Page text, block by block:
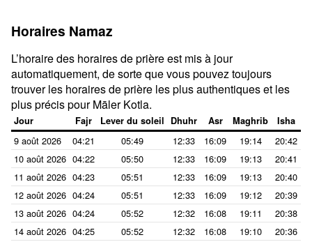
Horaires Namaz
L’horaire des horaires de prière est mis à jour
automatiquement, de sorte que vous pouvez toujours
trouver les horaires de prière les plus authentiques et les
plus précis pour Māler Kotla.
Jour Fajr Lever du soleil Dhuhr Asr Maghrib Isha
9 août 2026 04:21 05:49 12:33 16:09 19:14
20:42
10 août 2026 04:22 05:50 12:33 16:09 19:13
20:41
11 août 2026 04:23 05:51 12:33 16:09 19:13
20:40
12 août 2026 04:24 05:51 12:33 16:09 19:12
20:39
13 août 2026 04:24 05:52 12:32 16:08 19:11
20:38
14 août 2026 04:25 05:52 12:32 16:08 19:10
20:36